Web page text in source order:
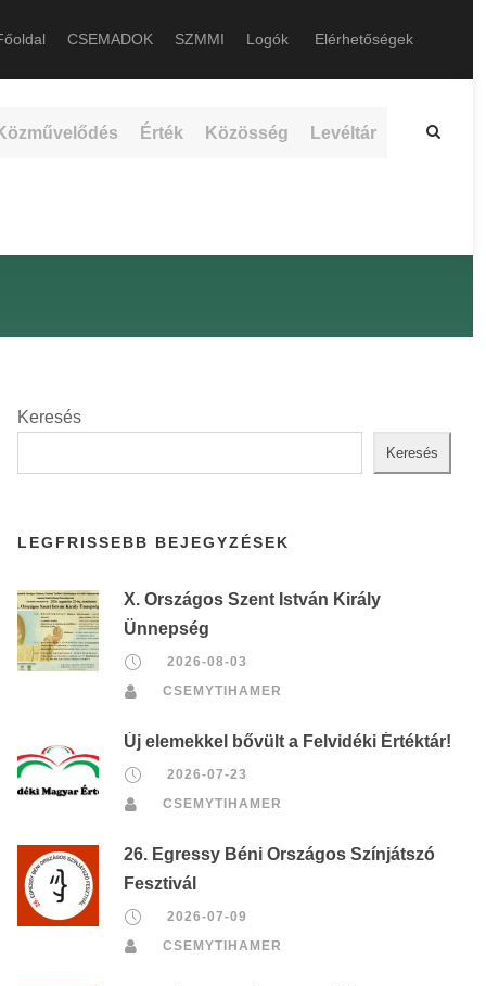
CSEMADOK SZMMI Logók Elérhetőségek
Érték Közösség Levéltár
Keresés
Keresés
LEGFRISSEBB BEJEGYZÉSEK
X. Országos Szent István Király
Ünnepség
2026-08-03
CSEMYTIHAMER
Új elemekkel bővült a Felvidéki Értéktár!
2026-07-23
CSEMYTIHAMER
26. Egressy Béni Országos Színjátszó
Fesztivál
2026-07-09
CSEMYTIHAMER